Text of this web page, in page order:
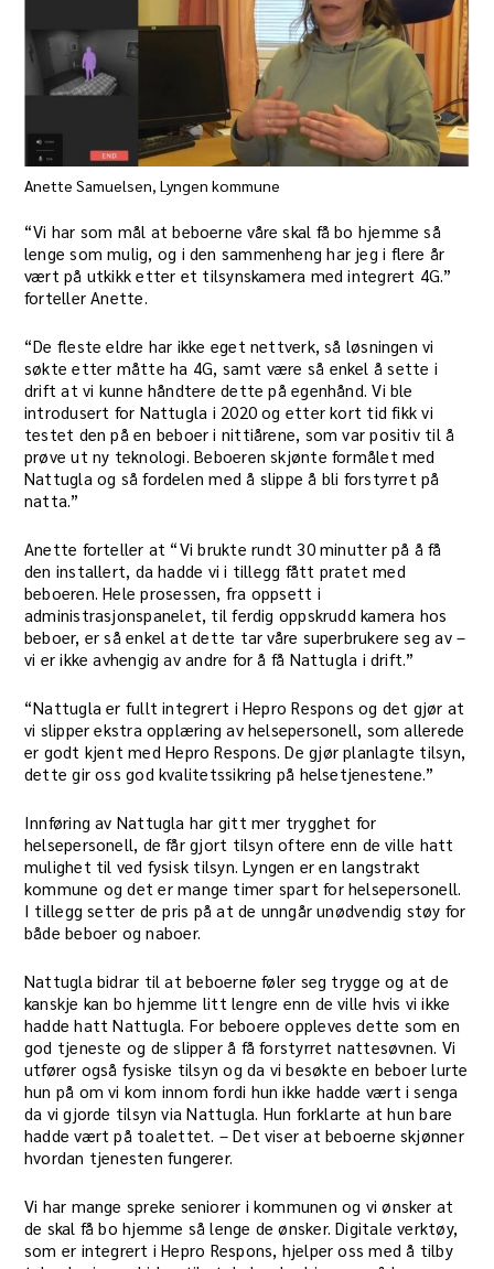
Anette Samuelsen, Lyngen kommune
“Vi har som mål at beboerne våre skal få bo hjemme så
lenge som mulig, og i den sammenheng har jeg i flere år
vært på utkikk etter et tilsynskamera med integrert 4G.”
forteller Anette.
“De fleste eldre har ikke eget nettverk, så løsningen vi
søkte etter måtte ha 4G, samt være så enkel å sette i
drift at vi kunne håndtere dette på egenhånd. Vi ble
introdusert for Nattugla i 2020 og etter kort tid fikk vi
testet den på en beboer i nittiårene, som var positiv til å
prøve ut ny teknologi. Beboeren skjønte formålet med
Nattugla og så fordelen med å slippe å bli forstyrret på
natta.”
Anette forteller at “Vi brukte rundt 30 minutter på å få
den installert, da hadde vi i tillegg fått pratet med
beboeren. Hele prosessen, fra oppsett i
administrasjonspanelet, til ferdig oppskrudd kamera hos
beboer, er så enkel at dette tar våre superbrukere seg av –
vi er ikke avhengig av andre for å få Nattugla i drift.”
“Nattugla er fullt integrert i Hepro Respons og det gjør at
vi slipper ekstra opplæring av helsepersonell, som allerede
er godt kjent med Hepro Respons. De gjør planlagte tilsyn,
dette gir oss god kvalitetssikring på helsetjenestene.”
Innføring av Nattugla har gitt mer trygghet for
helsepersonell, de får gjort tilsyn oftere enn de ville hatt
mulighet til ved fysisk tilsyn. Lyngen er en langstrakt
kommune og det er mange timer spart for helsepersonell.
I tillegg setter de pris på at de unngår unødvendig støy for
både beboer og naboer.
Nattugla bidrar til at beboerne føler seg trygge og at de
kanskje kan bo hjemme litt lengre enn de ville hvis vi ikke
hadde hatt Nattugla. For beboere oppleves dette som en
god tjeneste og de slipper å få forstyrret nattesøvnen. Vi
utfører også fysiske tilsyn og da vi besøkte en beboer lurte
hun på om vi kom innom fordi hun ikke hadde vært i senga
da vi gjorde tilsyn via Nattugla. Hun forklarte at hun bare
hadde vært på toalettet. – Det viser at beboerne skjønner
hvordan tjenesten fungerer.
Vi har mange spreke seniorer i kommunen og vi ønsker at
de skal få bo hjemme så lenge de ønsker. Digitale verktøy,
som er integrert i Hepro Respons, hjelper oss med å tilby